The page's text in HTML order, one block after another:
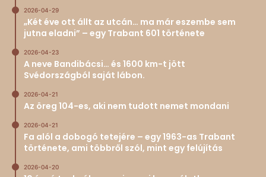
2026-04-29
„Két éve ott állt az utcán… ma már eszembe sem
jutna eladni” – egy Trabant 601 története
2026-04-23
A neve Bandibácsi… és 1600 km-t jött
Svédországból saját lábon.
2026-04-21
Az öreg 104-es, aki nem tudott nemet mondani
2026-04-21
Fa alól a dobogó tetejére – egy 1963-as Trabant
története, ami többről szól, mint egy felújítás
2026-04-20